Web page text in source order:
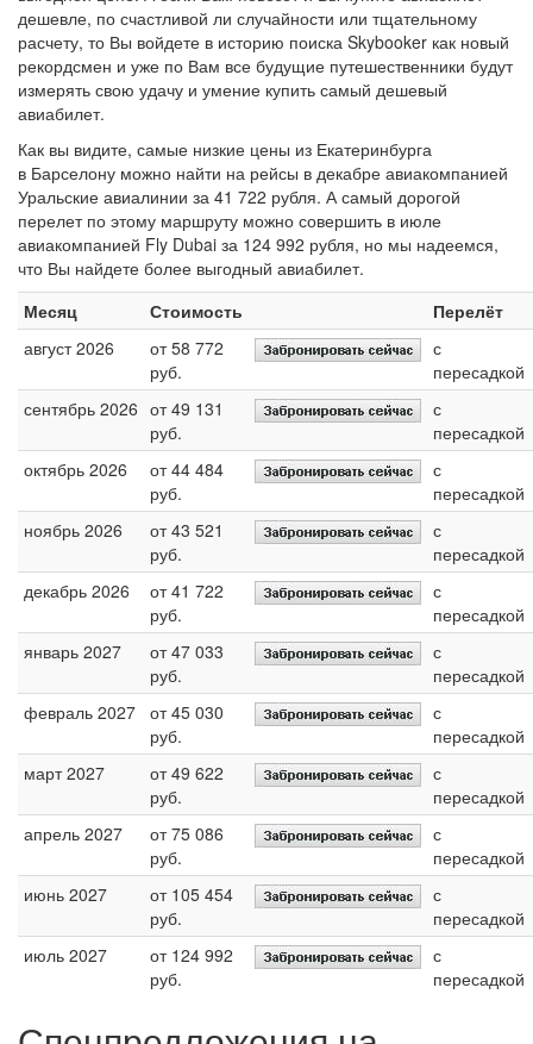
дешевле, по счастливой ли случайности или тщательному
расчету, то Вы войдете в историю поиска Skybooker как новый
рекордсмен и уже по Вам все будущие путешественники будут
измерять свою удачу и умение купить самый дешевый
авиабилет.
Как вы видите, самые низкие цены из Екатеринбурга
в Барселону можно найти на рейсы в декабре авиакомпанией
Уральские авиалинии за 41 722 рубля. А самый дорогой
перелет по этому маршруту можно совершить в июле
авиакомпанией Fly Dubai за 124 992 рубля, но мы надеемся,
что Вы найдете более выгодный авиабилет.
Месяц
Стоимость
Перелёт
август 2026
от 58 772
руб.
с
пересадкой
сентябрь 2026 от 49 131
руб.
с
пересадкой
октябрь 2026
от 44 484
руб.
с
пересадкой
ноябрь 2026
от 43 521
руб.
с
пересадкой
декабрь 2026
от 41 722
руб.
с
пересадкой
январь 2027
от 47 033
руб.
с
пересадкой
февраль 2027 от 45 030
руб.
с
пересадкой
март 2027
от 49 622
руб.
с
пересадкой
апрель 2027
от 75 086
руб.
с
пересадкой
июнь 2027
от 105 454
руб.
с
пересадкой
июль 2027
от 124 992
руб.
с
пересадкой